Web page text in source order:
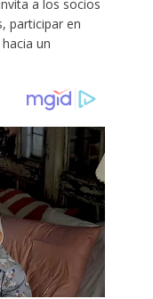
a los socios
participar en
un